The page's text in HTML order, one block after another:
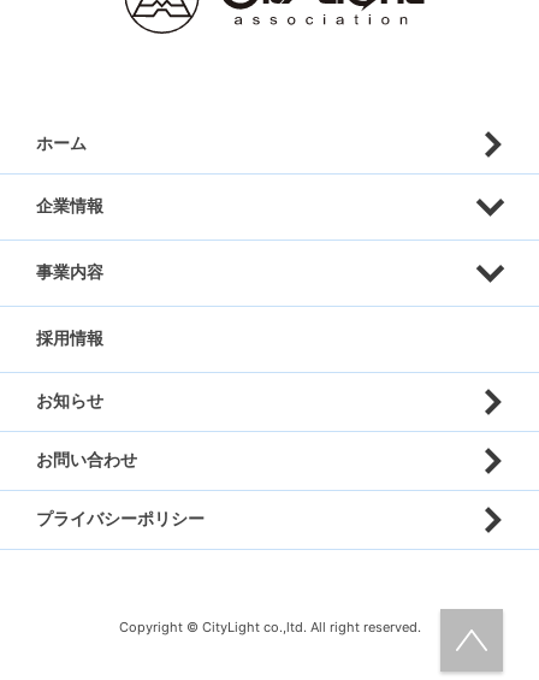
ホーム
企業情報
代表挨拶
企業理念
会社概要
グループ会社
事業内容
統括事業 グループ本社
販売事業
買取事業
採用情報
お知らせ
お問い合わせ
プライバシーポリシー
Copyright © CityLight co.,ltd. All right reserved.